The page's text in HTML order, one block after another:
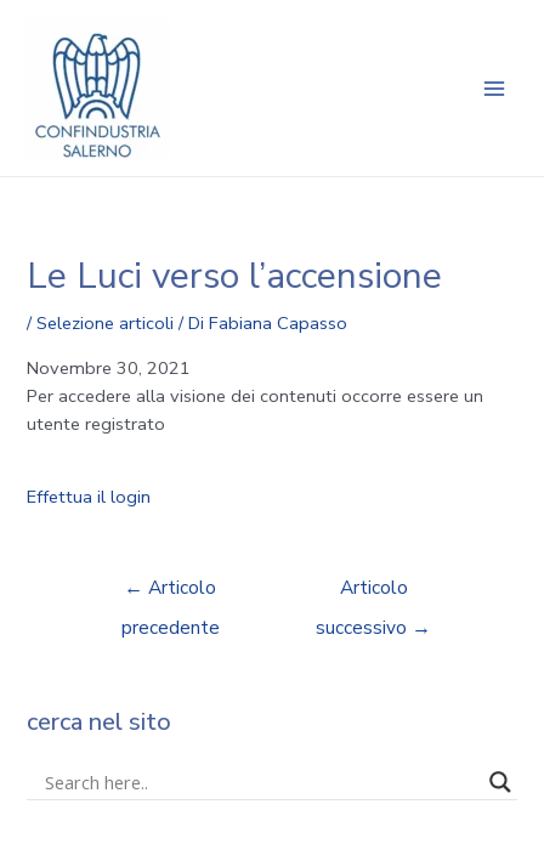
contenuto
Le Luci verso l’accensione
/Selezione articoli / DiFabiana Capasso
Novembre 30, 2021
Per accedere alla visione dei contenuti occorre essere un
utente registrato
Effettua il login
articoli
← Articolo
precedente
Articolo
successivo →
cerca nel sito